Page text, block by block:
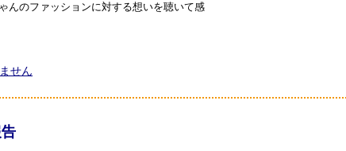
んのファッションに対する想いを聴いて感
せん